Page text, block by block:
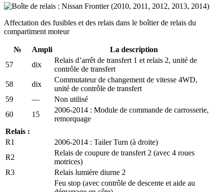
Affectation des fusibles et des relais dans le boîtier de relais du
compartiment moteur
№ Ampli
La description
57
dix
Relais d’arrêt de transfert 1 et relais 2, unité de
contrôle de transfert
58
dix
Commutateur de changement de vitesse 4WD,
unité de contrôle de transfert
59
—
Non utilisé
60
15
2006-2014 : Module de commande de carrosserie,
remorquage
Relais :
R1
2006-2014 : Tailer Turn (à droite)
R2
Relais de coupure de transfert 2 (avec 4 roues
motrices)
R3
Relais lumière diurne 2
Feu stop (avec contrôle de descente et aide au